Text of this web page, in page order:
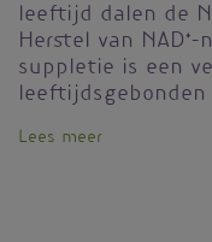
leeftijd dalen de
Herstel van
suppletie is een
Lees meer